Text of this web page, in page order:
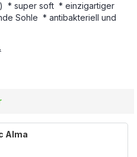
* super soft * einzigartiger
Sohle * antibakteriell und
Alma